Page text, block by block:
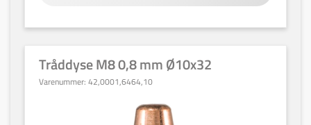
Tråddyse M8 0,8 mm Ø10x32
Varenummer: 42,0001,6464,10